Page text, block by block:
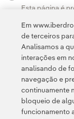
Esta página é
Contato
Transparência no uso
Em
de terceiros
Analisamos a
interações em
analisando de
navegação e
continuamente
bloqueio de
funcionamento